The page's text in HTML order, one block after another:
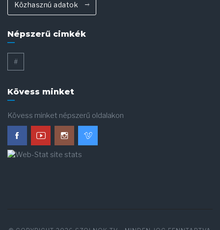
Közhasznú adatok
Népszerű cimkék
#
Kövess minket
Kövess minket népszerű oldalakon